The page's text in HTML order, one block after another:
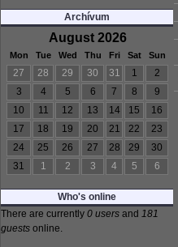
Archívum
August 2026
Mon Tue Wed Thu Fri Sat Sun
27 28 29 30 31 1
2
3
4 5 6 7 8
9
10
11 12 13 14 15
16
17
18 19 20 21 22
23
24
25 26 27 28 29
30
31
1 2 3 4 5 6
Who's online
There are currently 0 users and 181
guests online.